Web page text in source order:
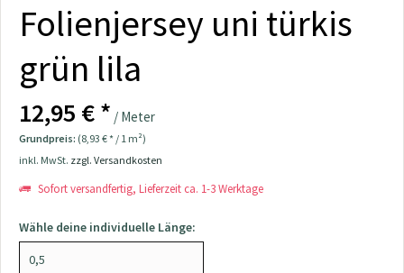
Folienjersey uni türkis
grün lila
12,95 € * / Meter
Grundpreis: (8,93 € * / 1 m²)
inkl. MwSt. zzgl. Versandkosten
Sofort versandfertig, Lieferzeit ca. 1-3 Werktage
Wähle deine individuelle Länge: